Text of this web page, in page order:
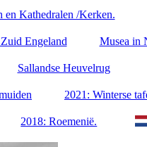
en Kathedralen /Kerken.
Engeland Musea in
Sallandse Heuvelrug
2021: Winterse
2018: Roemenië.